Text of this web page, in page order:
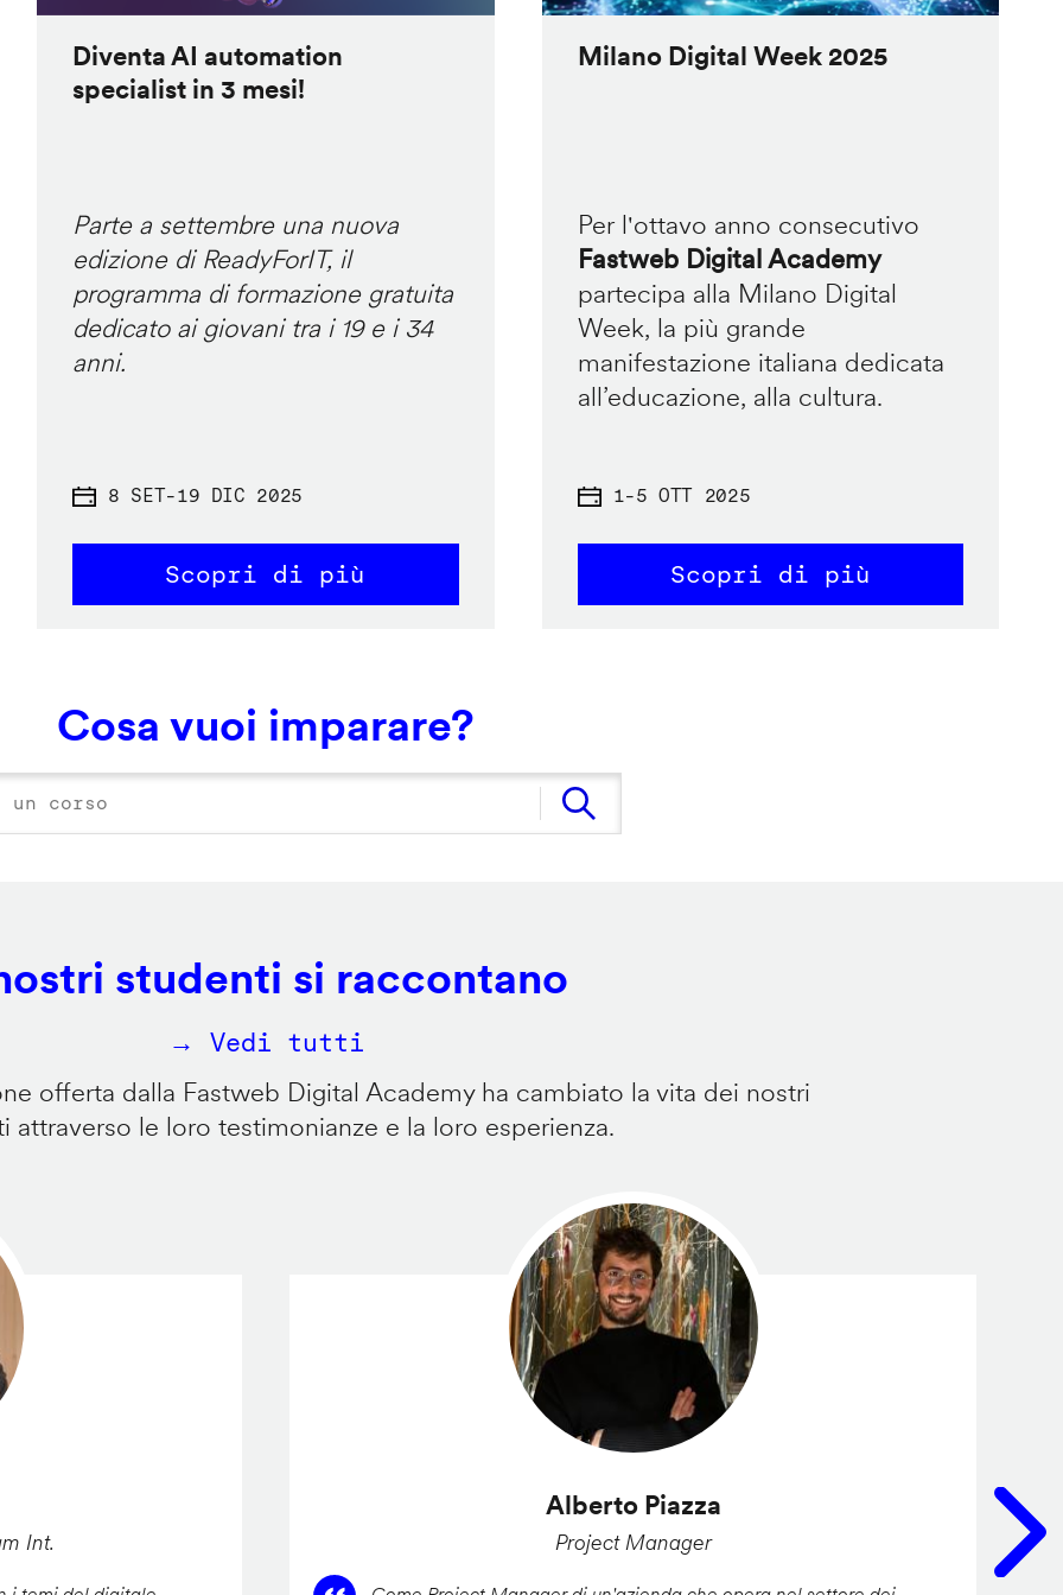
Diventa AI automation
specialist in 3 mesi!
Parte a settembre una nuova
edizione di ReadyForIT, il
programma di formazione gratuita
dedicato ai giovani tra i 19 e i 34
anni.
8 SET-19 DIC 2025
Scopri di più
Milano Digital Week 2025
Per l'ottavo anno consecutivo
Fastweb Digital Academy
partecipa alla Milano Digital
Week, la più grande
manifestazione italiana dedicata
all’educazione, alla cultura.
1-5 OTT 2025
Scopri di più
Cosa vuoi imparare?
studenti si raccontano
→ Vedi tutti
offerta dalla Fastweb Digital Academy ha cambiato la vita dei nostri
attraverso le loro testimonianze e la loro esperienza.
Int.
Alberto Piazza
Project Manager